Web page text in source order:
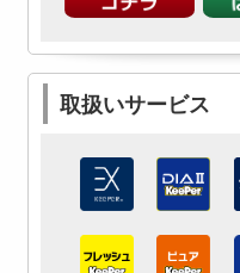
取扱いサービス